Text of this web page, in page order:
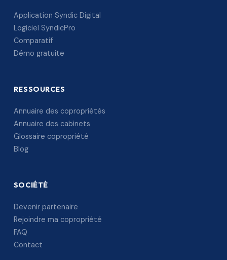
Application Syndic Digital
Logiciel SyndicPro
Comparatif
Démo gratuite
RESSOURCES
Annuaire des copropriétés
Annuaire des cabinets
Glossaire copropriété
Blog
SOCIÉTÉ
Devenir partenaire
Rejoindre ma copropriété
FAQ
Contact